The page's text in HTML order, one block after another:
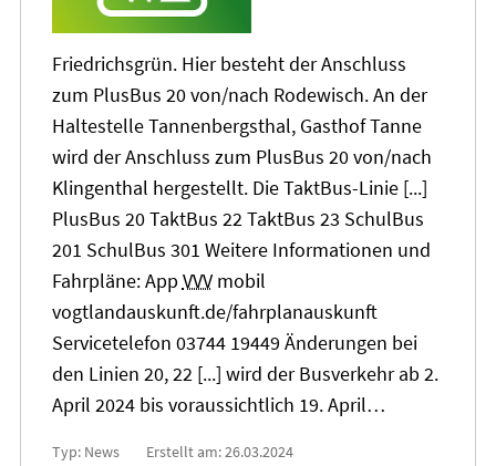
Friedrichsgrün. Hier besteht der Anschluss
zum PlusBus 20von/nach Rodewisch. An der
Haltestelle Tannenbergsthal, Gasthof Tanne
wird der Anschluss zum PlusBus 20von/nach
Klingenthal hergestellt. Die TaktBus-Linie [...]
PlusBus 20TaktBus 22 TaktBus 23 SchulBus
201 SchulBus 301 Weitere Informationen und
Fahrpläne: AppVVVmobil
vogtlandauskunft.de/fahrplanauskunft
Servicetelefon 03744 19449 Änderungen bei
den Linien 20, 22 [...] wird der Busverkehr ab 2.
April 2024 bis voraussichtlich 19. April…
Typ: News Erstellt am: 26.03.2024